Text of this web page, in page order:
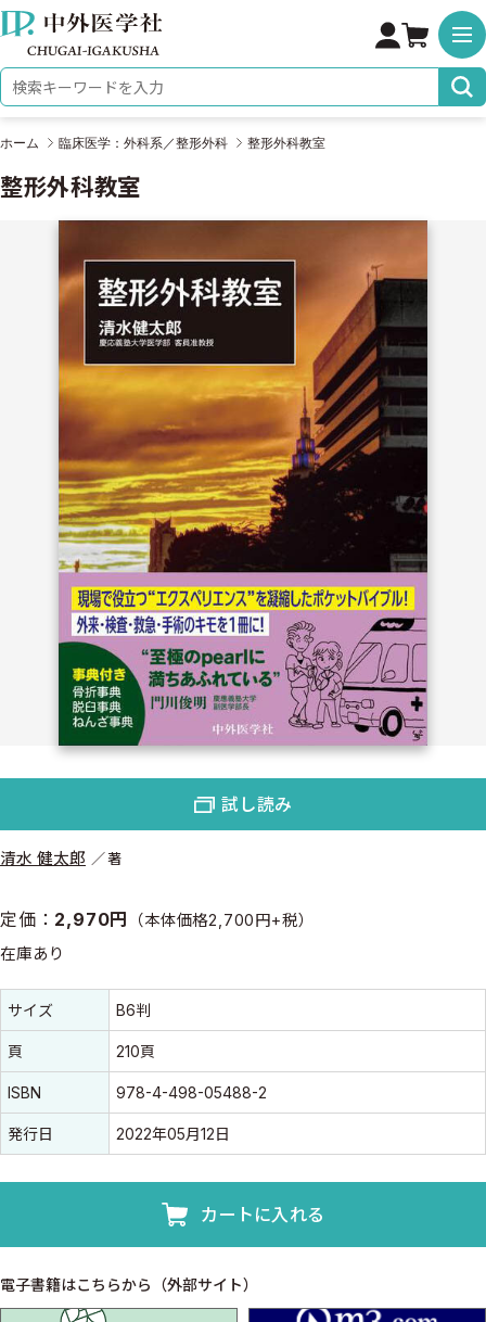
株式会社 中外医学社
検索キーワード
ホーム 臨床医学：外科系／整形外科 整形外科教室
整形外科教室
清水 健太郎 著
定価： 2,970円 （本体価格2,700円+税）
在庫あり
書誌情報
書誌情報
サイズ B6判
頁 210頁
ISBN 978-4-498-05488-2
発行日 2022年05月12日
カートに入れる
電子書籍はこちらから（外部サイト）
試し読み